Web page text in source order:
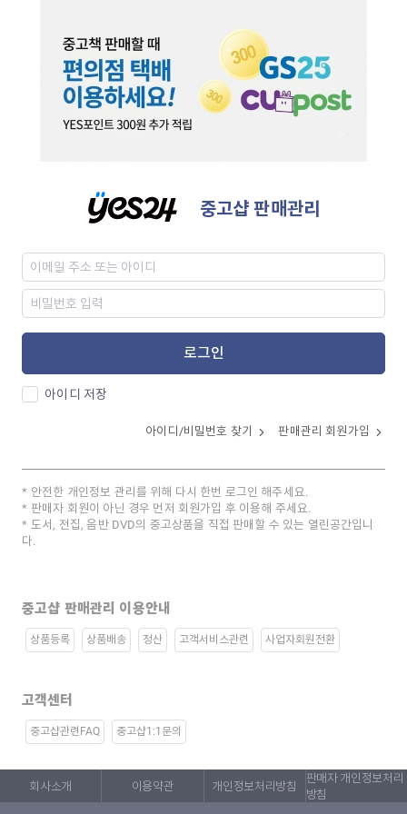
중고샵 판매관리
로그인
아이디 저장
아이디/비밀번호 찾기 판매관리 회원가입
안전한 개인정보 관리를 위해 다시 한번 로그인 해주세요.
판매자 회원이 아닌 경우 먼저 회원가입 후 이용해 주세요.
도서, 전집, 음반 DVD의 중고상품을 직접 판매할 수 있는 열린공간입니
다.
중고샵 판매관리 이용안내
상품등록 상품배송 정산 고객서비스관련 사업자회원전환
고객센터
중고샵관련FAQ 중고샵1:1문의
회사소개 이용약관 개인정보처리방침
판매자 개인정보처리
방침